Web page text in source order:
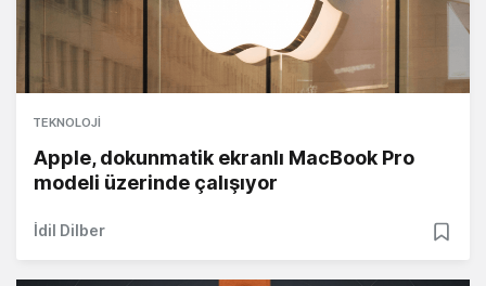
TEKNOLOJI
Apple, dokunmatik ekranlı MacBook Pro
modeli üzerinde çalışıyor
İdil Dilber